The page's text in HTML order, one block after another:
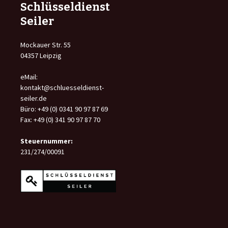
Schlüsseldienst
Seiler
Mockauer Str. 55
04357 Leipzig
eMail:
kontakt@schluesseldienst-
seiler.de
Büro: +49 (0) 0341 90 97 87 69
Fax: +49 (0) 341 90 97 87 70
Steuernummer:
231/274/00091